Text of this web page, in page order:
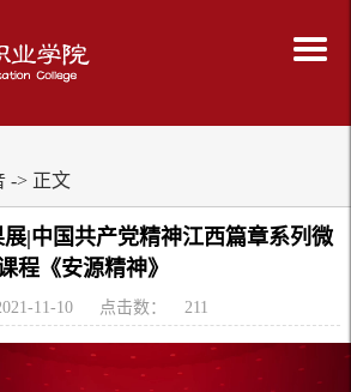
-> 正文
|中国共产党精神江西篇章系列微
程《安源精神》
11-10 点击数： 211